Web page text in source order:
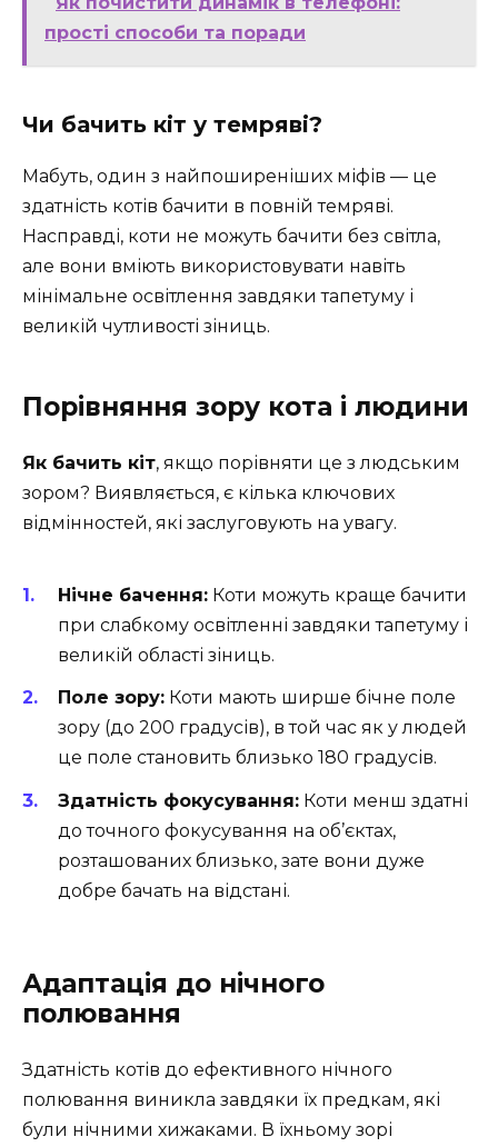
прості способи та поради
Чи бачить кіт у темряві?
Мабуть, один з найпоширеніших міфів — це
здатність котів бачити в повній темряві.
Насправді, коти не можуть бачити без світла,
але вони вміють використовувати навіть
мінімальне освітлення завдяки тапетуму і
великій чутливості зіниць.
Порівняння зору кота і людини
Як бачить кіт, якщо порівняти це з людським
зором? Виявляється, є кілька ключових
відмінностей, які заслуговують на увагу.
Нічне бачення: Коти можуть краще бачити
при слабкому освітленні завдяки тапетуму і
великій області зіниць.
Поле зору: Коти мають ширше бічне поле
зору (до 200 градусів), в той час як у людей
це поле становить близько 180 градусів.
Здатність фокусування: Коти менш здатні
до точного фокусування на об’єктах,
розташованих близько, зате вони дуже
добре бачать на відстані.
Адаптація до нічного
полювання
Здатність котів до ефективного нічного
полювання виникла завдяки їх предкам, які
були нічними хижаками. В їхньому зорі